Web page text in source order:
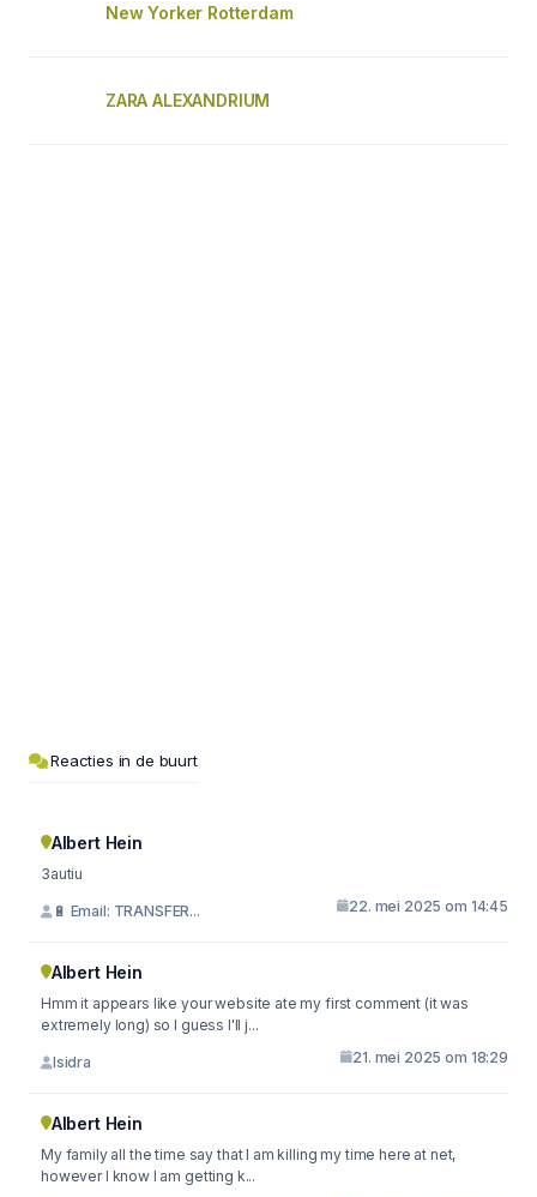
New Yorker Rotterdam
ZARA ALEXANDRIUM
Reacties in de buurt
Albert Hein
3autiu
🔋 Email: TRANSFER... 22. mei 2025 om 14:45
Albert Hein
Hmm it appears like your website ate my first comment (it was
extremely long) so I guess I'll j...
Isidra 21. mei 2025 om 18:29
Albert Hein
My family all the time say that I am killing my time here at net,
however I know I am getting k...